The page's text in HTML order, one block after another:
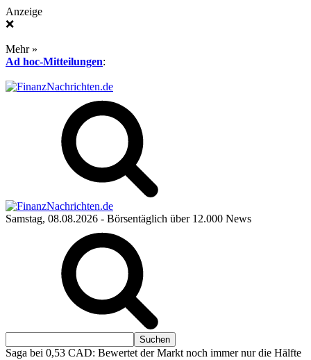
Anzeige
❌
Mehr »
Ad hoc-Mitteilungen:
Samstag, 08.08.2026 - Börsentäglich über 12.000 News
Saga bei 0,53 CAD: Bewertet der Markt noch immer nur die Hälfte